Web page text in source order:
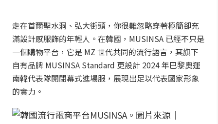
走在首爾聖水洞、弘大街頭，你很難忽略穿著極簡卻充
滿設計感服飾的年輕人。在韓國，MUSINSA 已經不只是
一個購物平台，它是 MZ 世代共同的流行語言，其旗下
自有品牌 MUSINSA Standard 更設計 2024 年巴黎奧運
南韓代表隊開閉幕式進場服，展現出足以代表國家形象
的實力。